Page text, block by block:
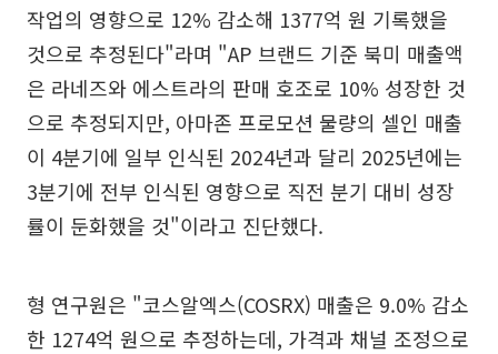
작업의 영향으로 12% 감소해 1377억 원 기록했을
것으로 추정된다"라며 "AP 브랜드 기준 북미 매출액
은 라네즈와 에스트라의 판매 호조로 10% 성장한 것
으로 추정되지만, 아마존 프로모션 물량의 셀인 매출
이 4분기에 일부 인식된 2024년과 달리 2025년에는
3분기에 전부 인식된 영향으로 직전 분기 대비 성장
률이 둔화했을 것"이라고 진단했다.
형 연구원은 "코스알엑스(COSRX) 매출은 9.0% 감소
한 1274억 원으로 추정하는데, 가격과 채널 조정으로